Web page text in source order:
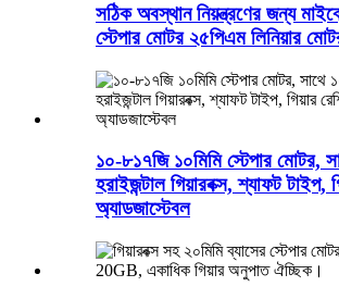
সঠিক অবস্থান নিয়ন্ত্রণের জন্য
স্টেপার মোটর ২৫পিএম লিনিয়ার
১০-৮১৭জি ১০মিমি স্টেপার মোটর,
হরাইজন্টাল গিয়ারবক্স, শ্যাফট টাইপ,
অ্যাডজাস্টেবল